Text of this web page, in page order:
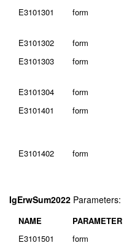
E3101301
form
E3101302 form
E3101303
form
E3101304 form
E3101401
form
E3101402 form
IgErwSum2022 Parameters:
NAME PARAMETER
E3101501
form